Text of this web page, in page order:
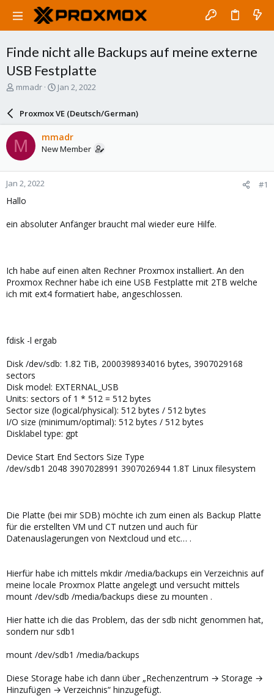
Finde nicht alle Backups auf meine externe
USB Festplatte
T
a
d
s
t
a
r
t
e
mmadr
S
a
r
d
a
e
Jan 2, 2022
Proxmox VE (Deutsch/German)
M mmadr
New Member
Jan 2, 2022 #1
Hallo
ein absoluter Anfänger braucht mal wieder eure Hilfe.
Ich habe auf einen alten Rechner Proxmox installiert. An den
Proxmox Rechner habe ich eine USB Festplatte mit 2TB welche
ich mit ext4 formatiert habe, angeschlossen.
fdisk -l ergab
Disk /dev/sdb: 1.82 TiB, 2000398934016 bytes, 3907029168
sectors
Disk model: EXTERNAL_USB
Units: sectors of 1 * 512 = 512 bytes
Sector size (logical/physical): 512 bytes / 512 bytes
I/O size (minimum/optimal): 512 bytes / 512 bytes
Disklabel type: gpt
Device Start End Sectors Size Type
/dev/sdb1 2048 3907028991 3907026944 1.8T Linux filesystem
Die Platte (bei mir SDB) möchte ich zum einen als Backup Platte
für die erstellten VM und CT nutzen und auch für
Datenauslagerungen von Nextcloud und etc… .
Hierfür habe ich mittels mkdir /media/backups ein Verzeichnis auf
meine locale Proxmox Platte angelegt und versucht mittels
mount /dev/sdb /media/backups diese zu mounten .
Hier hatte ich die das Problem, das der sdb nicht genommen hat,
sondern nur sdb1
mount /dev/sdb1 /media/backups
Diese Storage habe ich dann über „Rechenzentrum → Storage →
Hinzufügen → Verzeichnis“ hinzugefügt.